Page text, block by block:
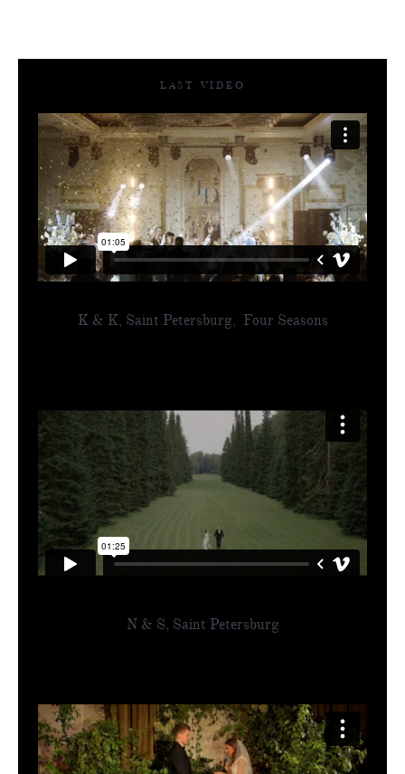
LAST VIDEO
K & K, Saint Petersburg, Four Seasons
N & S, Saint Petersburg